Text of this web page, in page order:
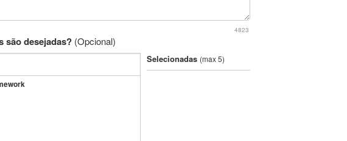
4823
são desejadas? (Opcional)
Selecionadas (max 5)